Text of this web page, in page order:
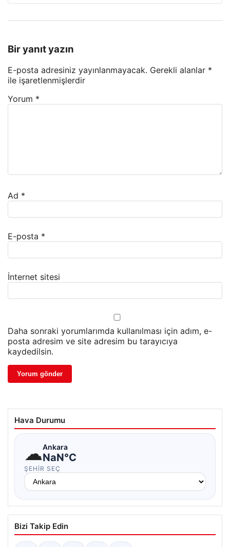
Bir yanıt yazın
E-posta adresiniz yayınlanmayacak. Gerekli alanlar *
ile işaretlenmişlerdir
Yorum *
Ad *
E-posta *
İnternet sitesi
Daha sonraki yorumlarımda kullanılması için adım, e-
posta adresim ve site adresim bu tarayıcıya
kaydedilsin.
Hava Durumu
☁Ankara
NaN°C
ŞEHIR SEÇ
Bizi Takip Edin